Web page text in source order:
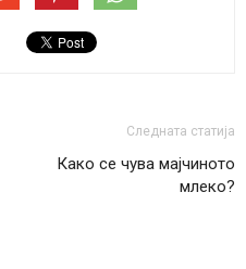
Следната статија
Како се чува мајчиното
млеко?